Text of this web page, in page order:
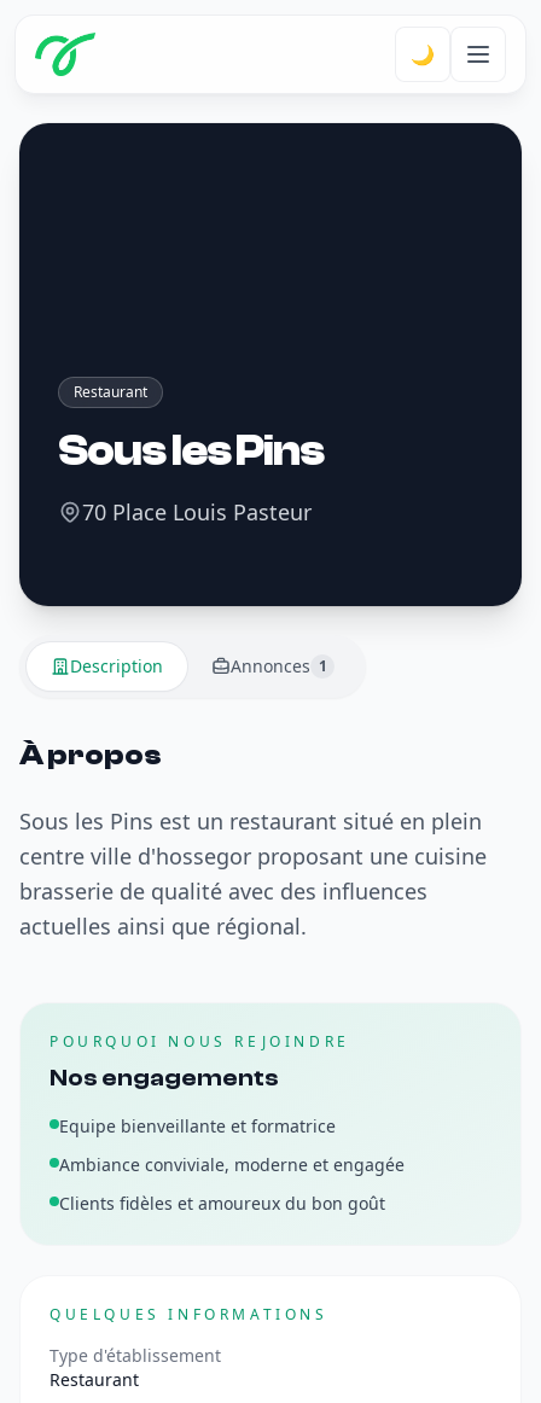
🌙
Restaurant
Sous les Pins
70 Place Louis Pasteur
Description Annonces 1
À propos
Sous les Pins est un restaurant situé en plein
centre ville d'hossegor proposant une cuisine
brasserie de qualité avec des influences
actuelles ainsi que régional.
POURQUOI NOUS REJOINDRE
Nos engagements
Equipe bienveillante et formatrice
Ambiance conviviale, moderne et engagée
Clients fidèles et amoureux du bon goût
QUELQUES INFORMATIONS
Type d'établissement
Restaurant